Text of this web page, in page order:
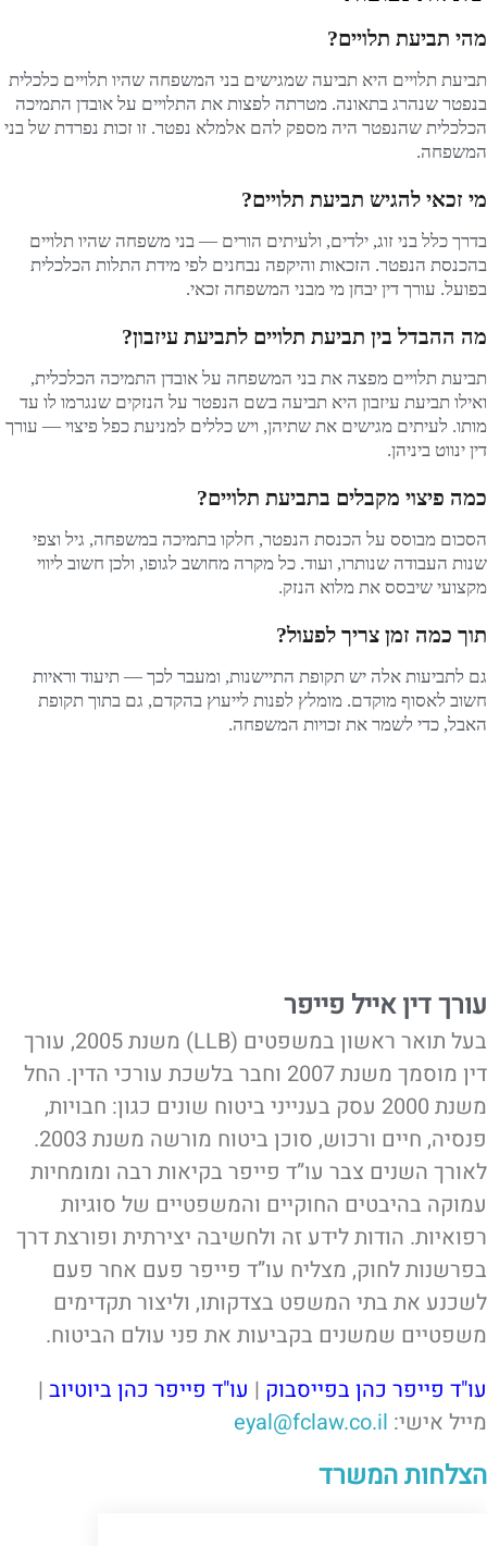
מהי תביעת תלויים?
תביעת תלויים היא תביעה שמגישים בני המשפחה שהיו תלויים כלכלית
בנפטר שנהרג בתאונה. מטרתה לפצות את התלויים על אובדן התמיכה
הכלכלית שהנפטר היה מספק להם אלמלא נפטר. זו זכות נפרדת של בני
המשפחה.
מי זכאי להגיש תביעת תלויים?
בדרך כלל בני זוג, ילדים, ולעיתים הורים — בני משפחה שהיו תלויים
בהכנסת הנפטר. הזכאות והיקפה נבחנים לפי מידת התלות הכלכלית
בפועל. עורך דין יבחן מי מבני המשפחה זכאי.
מה ההבדל בין תביעת תלויים לתביעת עיזבון?
תביעת תלויים מפצה את בני המשפחה על אובדן התמיכה הכלכלית,
ואילו תביעת עיזבון היא תביעה בשם הנפטר על הנזקים שנגרמו לו עד
מותו. לעיתים מגישים את שתיהן, ויש כללים למניעת כפל פיצוי — עורך
דין ינווט ביניהן.
כמה פיצוי מקבלים בתביעת תלויים?
הסכום מבוסס על הכנסת הנפטר, חלקו בתמיכה במשפחה, גיל וצפי
שנות העבודה שנותרו, ועוד. כל מקרה מחושב לגופו, ולכן חשוב ליווי
מקצועי שיבסס את מלוא הנזק.
תוך כמה זמן צריך לפעול?
גם לתביעות אלה יש תקופת התיישנות, ומעבר לכך — תיעוד וראיות
חשוב לאסוף מוקדם. מומלץ לפנות לייעוץ בהקדם, גם בתוך תקופת
האבל, כדי לשמר את זכויות המשפחה.
עורך דין אייל פייפר
בעל תואר ראשון במשפטים (LLB) משנת 2005, עורך
דין מוסמך משנת 2007 וחבר בלשכת עורכי הדין. החל
משנת 2000 עסק בענייני ביטוח שונים כגון: חבויות,
פנסיה, חיים ורכוש, סוכן ביטוח מורשה משנת 2003.
לאורך השנים צבר עו”ד פייפר בקיאות רבה ומומחיות
עמוקה בהיבטים החוקיים והמשפטיים של סוגיות
רפואיות. הודות לידע זה ולחשיבה יצירתית ופורצת דרך
בפרשנות לחוק, מצליח עו”ד פייפר פעם אחר פעם
לשכנע את בתי המשפט בצדקותו, וליצור תקדימים
משפטיים שמשנים בקביעות את פני עולם הביטוח.
עו"ד פייפר כהן בפייסבוק | עו"ד פייפר כהן ביוטיוב |
מייל אישי: eyal@fclaw.co.il
הצלחות המשרד